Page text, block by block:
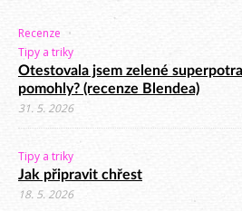
Recenze
Tipy a triky
Otestovala jsem zelené
pomohly? (recenze Blendea)
31. 5. 2026
Tipy a triky
Jak připravit chřest
18. 5. 2026